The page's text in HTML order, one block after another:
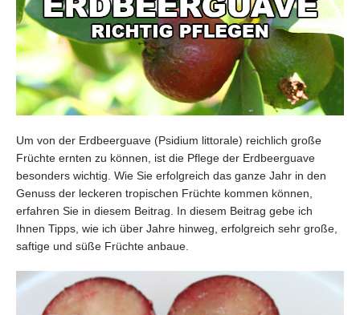
Um von der Erdbeerguave (Psidium littorale) reichlich große
Früchte ernten zu können, ist die Pflege der Erdbeerguave
besonders wichtig. Wie Sie erfolgreich das ganze Jahr in den
Genuss der leckeren tropischen Früchte kommen können,
erfahren Sie in diesem Beitrag. In diesem Beitrag gebe ich
Ihnen Tipps, wie ich über Jahre hinweg, erfolgreich sehr große,
saftige und süße Früchte anbaue.